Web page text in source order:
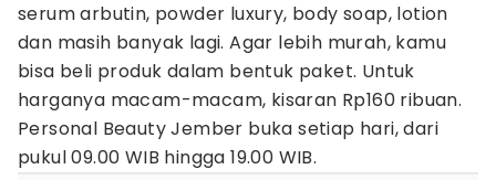
serum arbutin, powder luxury, body soap, lotion
dan masih banyak lagi. Agar lebih murah, kamu
bisa beli produk dalam bentuk paket. Untuk
harganya macam-macam, kisaran Rp160 ribuan.
Personal Beauty Jember buka setiap hari, dari
pukul 09.00 WIB hingga 19.00 WIB.